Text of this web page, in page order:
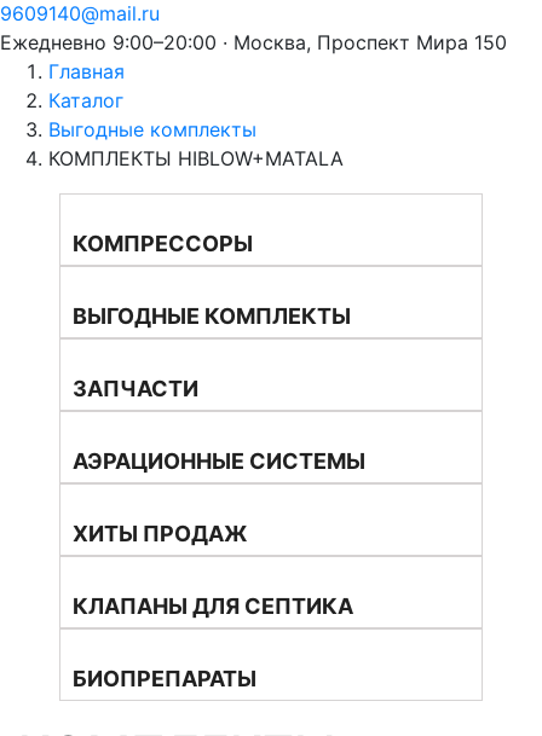
9609140@mail.ru
Ежедневно 9:00–20:00 · Москва, Проспект Мира 150
Главная
Каталог
Выгодные комплекты
КОМПЛЕКТЫ HIBLOW+MATALA
КОМПРЕССОРЫ
ВЫГОДНЫЕ КОМПЛЕКТЫ
ЗАПЧАСТИ
АЭРАЦИОННЫЕ СИСТЕМЫ
ХИТЫ ПРОДАЖ
КЛАПАНЫ ДЛЯ СЕПТИКА
БИОПРЕПАРАТЫ